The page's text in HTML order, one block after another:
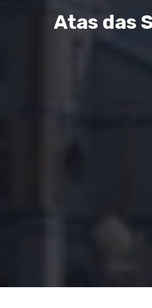
Atas das